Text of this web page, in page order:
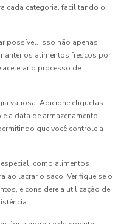
cada categoria, facilitando o
possível. Isso não apenas
os alimentos frescos por
o processo de
valiosa. Adicione etiquetas
a data de armazenamento.
que você controle a
como alimentos
ao lacrar o saco. Verifique se o
e considere a utilização de